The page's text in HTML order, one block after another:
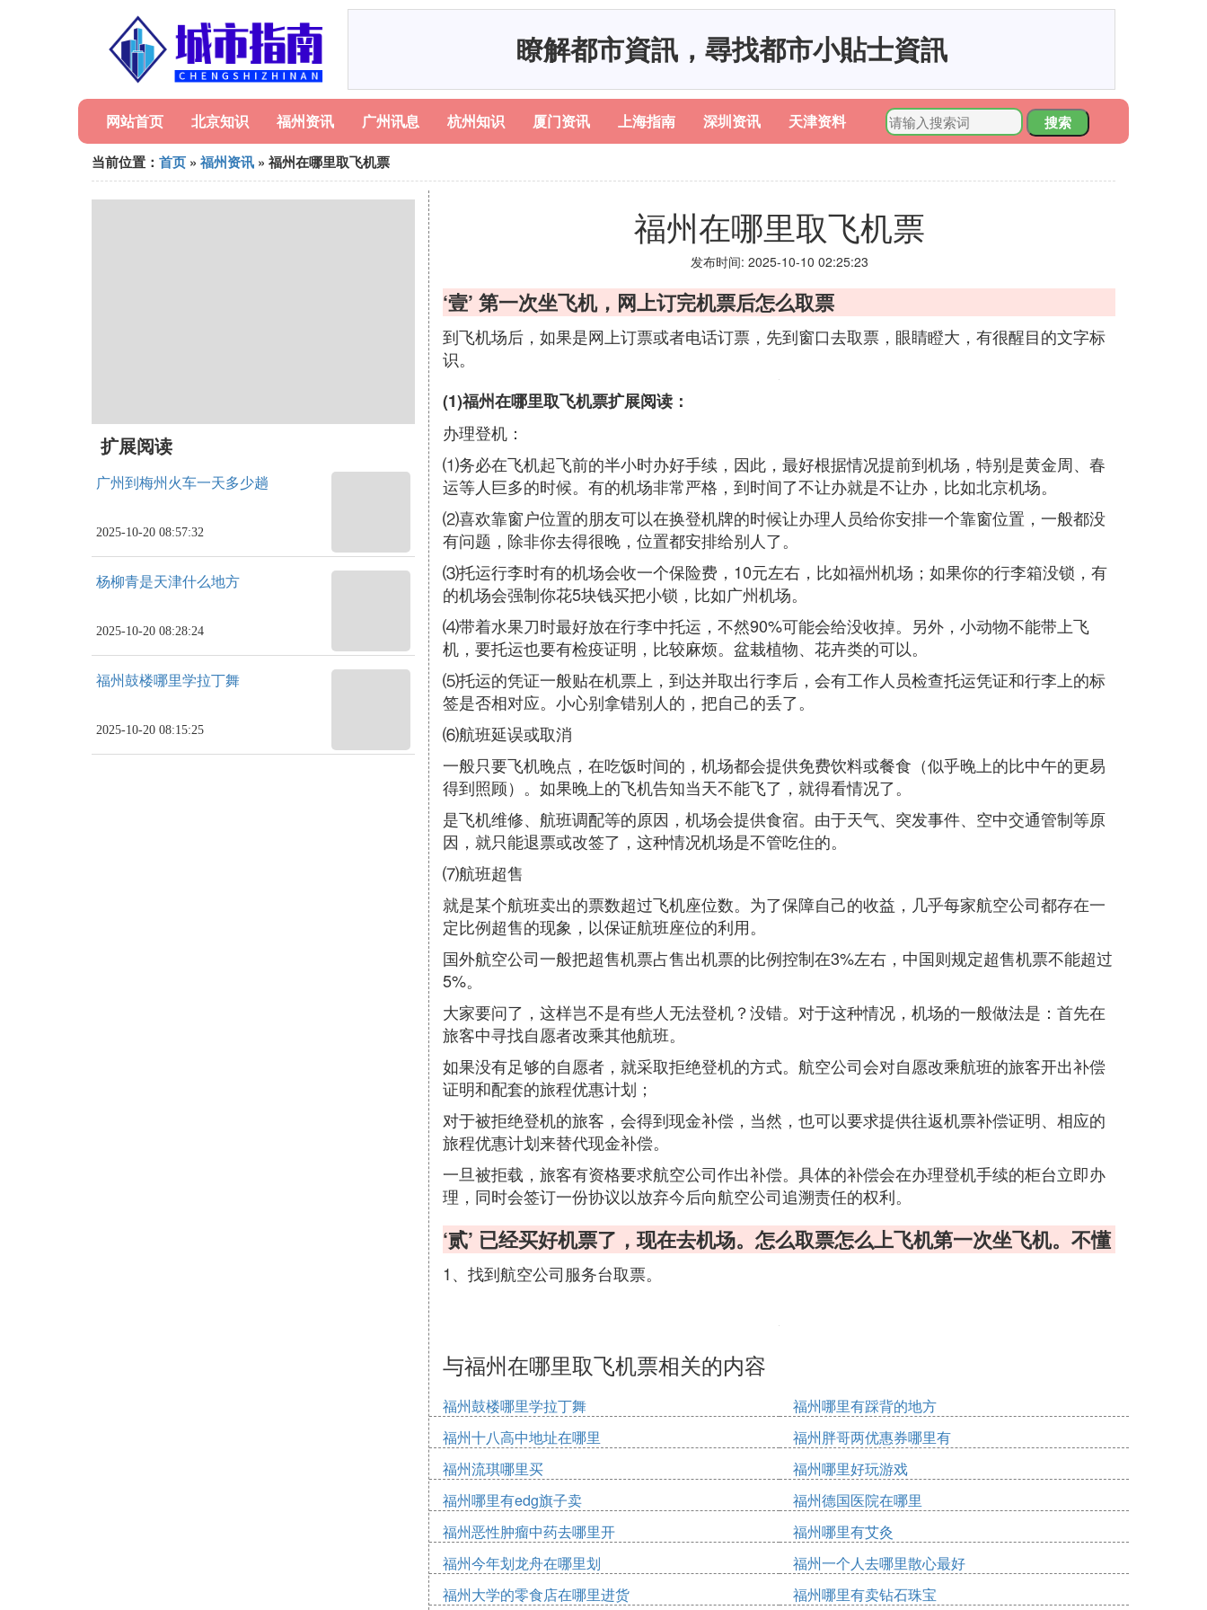
瞭解都市資訊，尋找都市小貼士資訊
网站首页 北京知识 福州资讯 广州讯息 杭州知识 厦门资讯 上海指南 深圳资讯 天津资料
搜索
当前位置： 首页 » 福州资讯 » 福州在哪里取飞机票
扩展阅读
广州到梅州火车一天多少趟
2025-10-20 08:57:32
杨柳青是天津什么地方
2025-10-20 08:28:24
福州鼓楼哪里学拉丁舞
2025-10-20 08:15:25
福州在哪里取飞机票
发布时间: 2025-10-10 02:25:23
‘壹’ 第一次坐飞机，网上订完机票后怎么取票
到飞机场后，如果是网上订票或者电话订票，先到窗口去取票，眼睛瞪大，有很醒目的文字标
识。
(1)福州在哪里取飞机票扩展阅读：
办理登机：
⑴务必在飞机起飞前的半小时办好手续，因此，最好根据情况提前到机场，特别是黄金周、春
运等人巨多的时候。有的机场非常严格，到时间了不让办就是不让办，比如北京机场。
⑵喜欢靠窗户位置的朋友可以在换登机牌的时候让办理人员给你安排一个靠窗位置，一般都没
有问题，除非你去得很晚，位置都安排给别人了。
⑶托运行李时有的机场会收一个保险费，10元左右，比如福州机场；如果你的行李箱没锁，有
的机场会强制你花5块钱买把小锁，比如广州机场。
⑷带着水果刀时最好放在行李中托运，不然90%可能会给没收掉。另外，小动物不能带上飞
机，要托运也要有检疫证明，比较麻烦。盆栽植物、花卉类的可以。
⑸托运的凭证一般贴在机票上，到达并取出行李后，会有工作人员检查托运凭证和行李上的标
签是否相对应。小心别拿错别人的，把自己的丢了。
⑹航班延误或取消
一般只要飞机晚点，在吃饭时间的，机场都会提供免费饮料或餐食（似乎晚上的比中午的更易
得到照顾）。如果晚上的飞机告知当天不能飞了，就得看情况了。
是飞机维修、航班调配等的原因，机场会提供食宿。由于天气、突发事件、空中交通管制等原
因，就只能退票或改签了，这种情况机场是不管吃住的。
⑺航班超售
就是某个航班卖出的票数超过飞机座位数。为了保障自己的收益，几乎每家航空公司都存在一
定比例超售的现象，以保证航班座位的利用。
国外航空公司一般把超售机票占售出机票的比例控制在3%左右，中国则规定超售机票不能超过
5%。
大家要问了，这样岂不是有些人无法登机？没错。对于这种情况，机场的一般做法是：首先在
旅客中寻找自愿者改乘其他航班。
如果没有足够的自愿者，就采取拒绝登机的方式。航空公司会对自愿改乘航班的旅客开出补偿
证明和配套的旅程优惠计划；
对于被拒绝登机的旅客，会得到现金补偿，当然，也可以要求提供往返机票补偿证明、相应的
旅程优惠计划来替代现金补偿。
一旦被拒载，旅客有资格要求航空公司作出补偿。具体的补偿会在办理登机手续的柜台立即办
理，同时会签订一份协议以放弃今后向航空公司追溯责任的权利。
‘贰’ 已经买好机票了，现在去机场。怎么取票怎么上飞机第一次坐飞机。不懂
1、找到航空公司服务台取票。
与福州在哪里取飞机票相关的内容
福州鼓楼哪里学拉丁舞
福州哪里有踩背的地方
福州十八高中地址在哪里
福州胖哥两优惠券哪里有
福州流琪哪里买
福州哪里好玩游戏
福州哪里有edg旗子卖
福州德国医院在哪里
福州恶性肿瘤中药去哪里开
福州哪里有艾灸
福州今年划龙舟在哪里划
福州一个人去哪里散心最好
福州大学的零食店在哪里进货
福州哪里有卖钻石珠宝